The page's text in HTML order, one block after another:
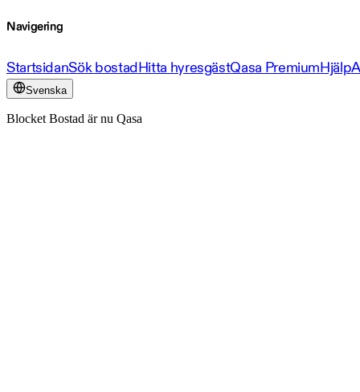
Navigering
StartsidanSök bostadHitta hyresgästQasa PremiumHjälp
Svenska
Blocket Bostad är nu Qasa